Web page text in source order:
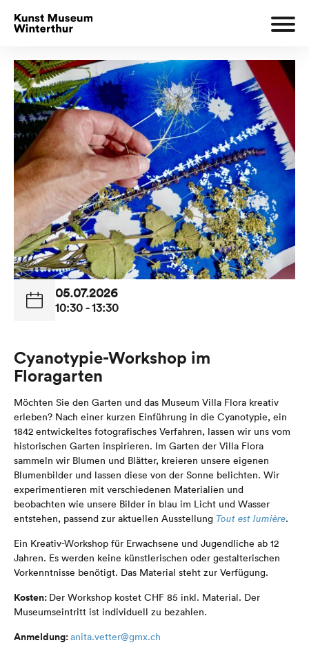
05.07.2026
10:30 - 13:30
Cyanotypie-Workshop im
Floragarten
Möchten Sie den Garten und das Museum Villa Flora kreativ
erleben? Nach einer kurzen Einführung in die Cyanotypie, ein
1842 entwickeltes fotografisches Verfahren, lassen wir uns vom
historischen Garten inspirieren. Im Garten der Villa Flora
sammeln wir Blumen und Blätter, kreieren unsere eigenen
Blumenbilder und lassen diese von der Sonne belichten. Wir
experimentieren mit verschiedenen Materialien und
beobachten wie unsere Bilder in blau im Licht und Wasser
entstehen, passend zur aktuellen Ausstellung Tout est lumière.
Ein Kreativ-Workshop für Erwachsene und Jugendliche ab 12
Jahren. Es werden keine künstlerischen oder gestalterischen
Vorkenntnisse benötigt. Das Material steht zur Verfügung.
Kosten: Der Workshop kostet CHF 85 inkl. Material. Der
Museumseintritt ist individuell zu bezahlen.
Anmeldung:anita.vetter@gmx.ch